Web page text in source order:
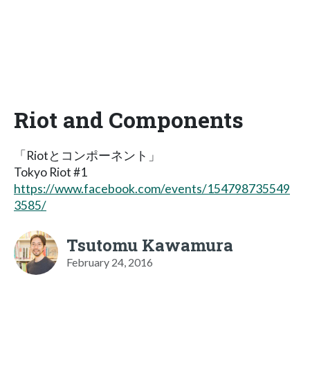
Riot and Components
「Riotとコンポーネント」
Tokyo Riot #1
https://www.facebook.com/events/154798735549
3585/
Tsutomu Kawamura
February 24, 2016